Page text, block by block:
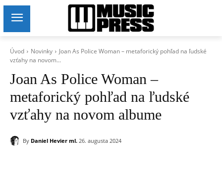
Úvod Novinky
Joan As Police Woman – metaforický pohľad na ľudské
vzťahy na novom...
Joan As Police Woman –
metaforický pohľad na ľudské
vzťahy na novom albume
By Daniel Hevier ml. 26. augusta 2024